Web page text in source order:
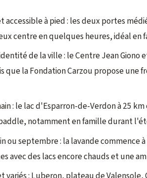
accessible à pied : les deux portes
centre en quelques heures, idéal en
de la ville : le Centre Jean Giono
que la Fondation Carzou propose une
: le lac d'Esparron-de-Verdon à 25
notamment en famille durant
ou septembre : la lavande commence
des lacs encore chauds et une